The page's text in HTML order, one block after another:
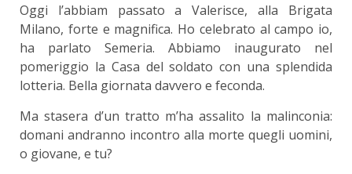
Oggi l’abbiam passato a Valerisce, alla Brigata
Milano, forte e magnifica. Ho celebrato al campo io,
ha parlato Semeria. Abbiamo inaugurato nel
pomeriggio la Casa del soldato con una splendida
lotteria. Bella giornata davvero e feconda.
Ma stasera d’un tratto m’ha assalito la malinconia:
domani andranno incontro alla morte quegli uomini,
o giovane, e tu?